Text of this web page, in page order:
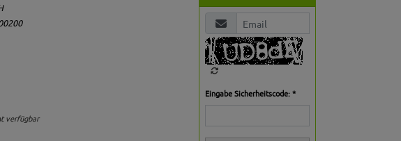
verfügbar
Eingabe Sicherheitscode: *